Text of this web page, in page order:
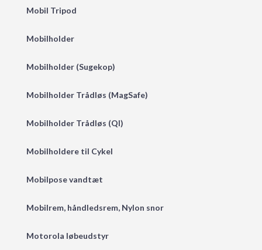
Mobil Tripod
Mobilholder
Mobilholder (Sugekop)
Mobilholder Trådløs (MagSafe)
Mobilholder Trådløs (QI)
Mobilholdere til Cykel
Mobilpose vandtæt
Mobilrem, håndledsrem, Nylon snor
Motorola løbeudstyr